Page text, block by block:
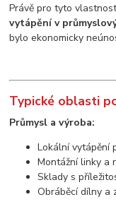
Právě pro tyto
vytápění v
bylo ekonomicky
Typické oblasti
Průmysl a výroba:
Lokální vytápění
Montážní linky a
Sklady s
Obráběcí dílny a